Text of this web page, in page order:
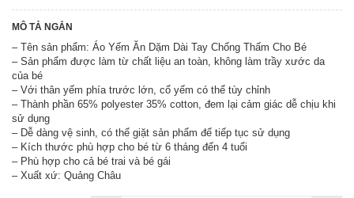
MÔ TẢ NGẮN
– Tên sản phẩm: Áo Yếm Ăn Dặm Dài Tay Chống Thấm Cho Bé
– Sản phẩm được làm từ chất liệu an toàn, không làm trầy xước da
của bé
– Với thân yếm phía trước lớn, cổ yếm có thể tùy chỉnh
– Thành phần 65% polyester 35% cotton, đem lại cảm giác dễ chịu khi
sử dụng
– Dễ dàng vệ sinh, có thể giặt sản phẩm để tiếp tục sử dụng
– Kích thước phù hợp cho bé từ 6 tháng đến 4 tuổi
– Phù hợp cho cả bé trai và bé gái
– Xuất xứ: Quảng Châu